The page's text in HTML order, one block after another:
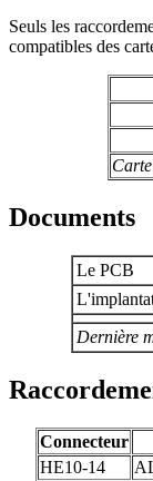
Seuls les
compatibles des
Documents
Le PCB
Dernière
Connecteur
HE10-14